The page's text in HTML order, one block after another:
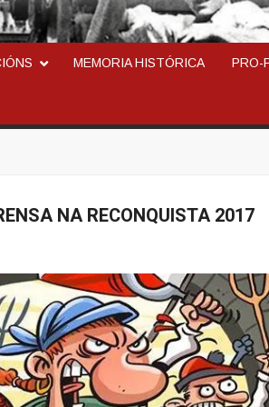
MEMORIA HISTÓRICA PRO-
NA RECONQUISTA 2017